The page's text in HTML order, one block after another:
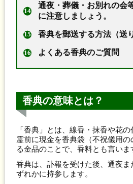
通夜・葬儀・お別れの会
に注意しましょう。
香典を郵送する方法（送
よくある香典のご質問
香典の意味とは？
「香典」とは、線香・抹香や花
霊前に現金を香典袋（不祝儀用の
る金品のことで、香料とも言いま
香典は、訃報を受けた後、通夜
ずれかに持参します。